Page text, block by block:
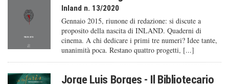
Inland n. 13/2020
Gennaio 2015, riunone di redazione: si discute a
proposito della nascita di INLAND. Quaderni di
cinema. A chi dedicare i primi tre numeri? Idee tante,
unanimità poca. Restano quattro progetti, [...]
Jorge Luis Borges - Il Bibliotecario